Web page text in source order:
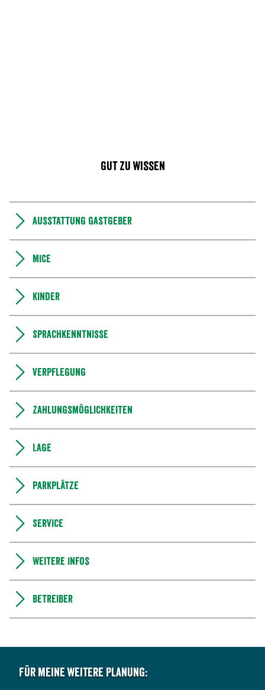
Gut zu wissen
Ausstattung Gastgeber
MICE
Kinder
Sprachkenntnisse
Verpflegung
Zahlungsmöglichkeiten
Lage
Parkplätze
Service
Weitere Infos
Betreiber
Für meine weitere Planung: